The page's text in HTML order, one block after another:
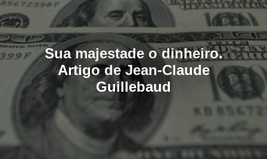
Sua majestade o dinheiro.
Artigo de Jean-Claude
Guillebaud